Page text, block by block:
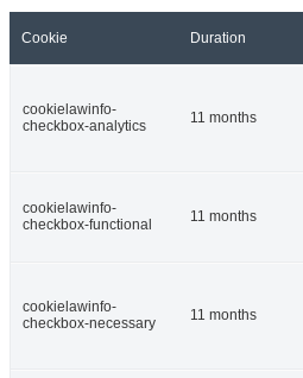
Cookie Duration
cookielawinfo-
checkbox-analytics
11 months
cookielawinfo-
checkbox-functional
11 months
cookielawinfo-
checkbox-necessary
11 months